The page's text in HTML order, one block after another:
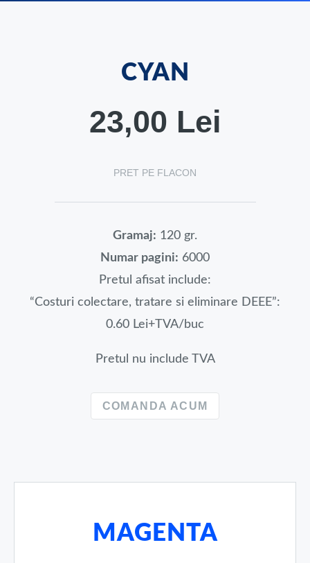
CYAN
23,00 Lei
PRET PE FLACON
Gramaj: 120 gr.
Numar pagini: 6000
Pretul afisat include:
“Costuri colectare, tratare si eliminare DEEE”:
0.60 Lei+TVA/buc
Pretul nu include TVA
COMANDA ACUM
MAGENTA